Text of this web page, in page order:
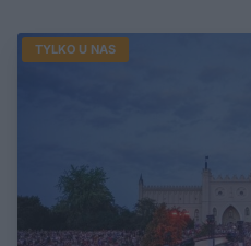
TYLKO U NAS